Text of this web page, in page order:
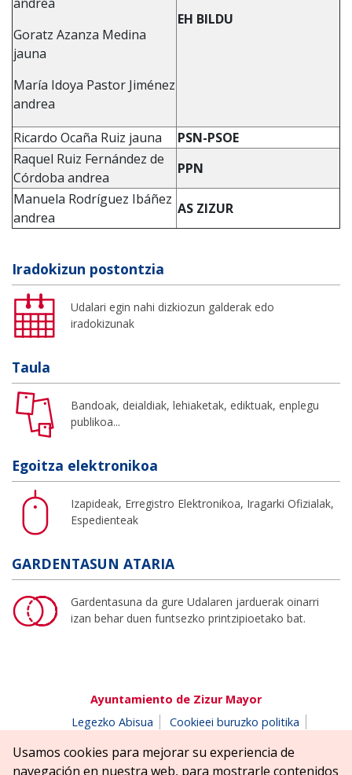
Goratz Azanza Medina
jauna
María Idoya Pastor Jiménez
andrea
EH BILDU
Ricardo Ocaña Ruiz jauna
PSN-PSOE
Raquel Ruiz Fernández de
Córdoba andrea
PPN
Manuela Rodríguez Ibáñez
andrea
AS ZIZUR
Iradokizun postontzia
Udalari egin nahi dizkiozun galderak edo
iradokizunak
Taula
Bandoak, deialdiak, lehiaketak, ediktuak, enplegu
publikoa...
Egoitza elektronikoa
Izapideak, Erregistro Elektronikoa, Iragarki Ofizialak,
Espedienteak
GARDENTASUN ATARIA
Gardentasuna da gure Udalaren jarduerak oinarri
izan behar duen funtsezko printzipioetako bat.
Ayuntamiento de Zizur Mayor
Legezko Abisua
Cookieei buruzko politika
Salaketen postontzia
Usamos cookies para mejorar su experiencia de
navegación en nuestra web, para mostrarle contenidos